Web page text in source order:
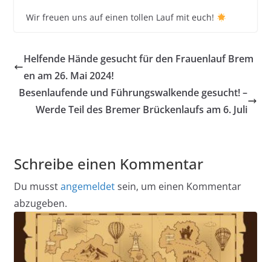
Wir freuen uns auf einen tollen Lauf mit euch!
Helfende Hände gesucht für den Frauenlauf Brem
en am 26. Mai 2024!
Besenlaufende und Führungswalkende gesucht! –
Werde Teil des Bremer Brückenlaufs am 6. Juli
Schreibe einen Kommentar
Du musstangemeldetsein, um einen Kommentar
abzugeben.